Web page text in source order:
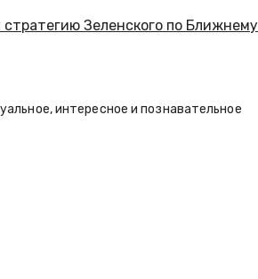
стратегию Зеленского по
интересное и познавательное